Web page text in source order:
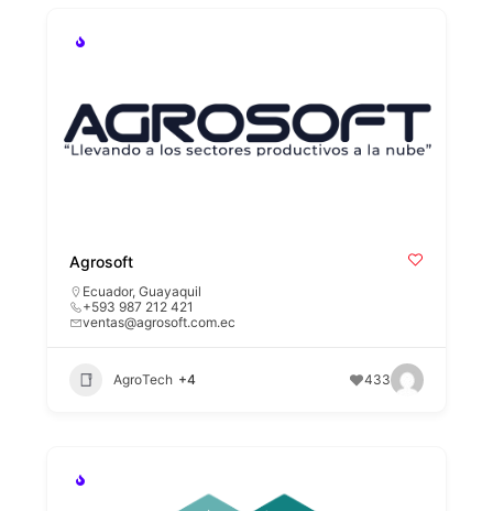
Agrosoft
Ecuador,Guayaquil
+593 987 212 421
ventas@agrosoft.com.ec
AgroTech +4 433